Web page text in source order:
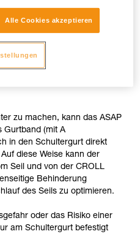
zu machen, kann das ASAP
Gurtband (mit A
in den Schultergurt direkt
diese Weise kann der
Seil und von der CROLL
Behinderung
des Seils zu optimieren.
oder das Risiko einer
am Schultergurt befestigt
Alle Cookies akzeptieren